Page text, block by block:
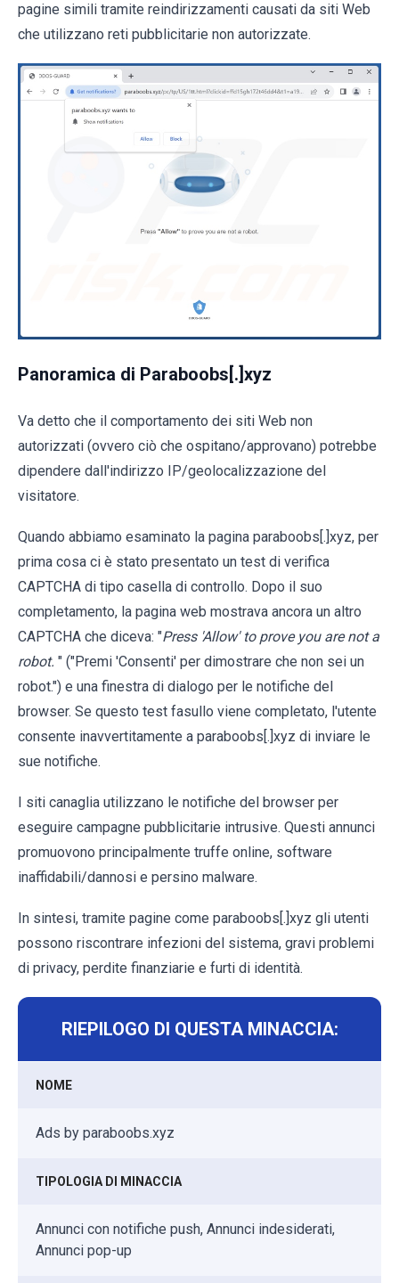
pagine simili tramite reindirizzamenti causati da siti Web
che utilizzano reti pubblicitarie non autorizzate.
Panoramica di Paraboobs[.]xyz
Va detto che il comportamento dei siti Web non
autorizzati (ovvero ciò che ospitano/approvano) potrebbe
dipendere dall'indirizzo IP/geolocalizzazione del
visitatore.
Quando abbiamo esaminato la pagina paraboobs[.]xyz, per
prima cosa ci è stato presentato un test di verifica
CAPTCHA di tipo casella di controllo. Dopo il suo
completamento, la pagina web mostrava ancora un altro
CAPTCHA che diceva: "Press 'Allow' to prove you are not a
robot. " ("Premi 'Consenti' per dimostrare che non sei un
robot.") e una finestra di dialogo per le notifiche del
browser. Se questo test fasullo viene completato, l'utente
consente inavvertitamente a paraboobs[.]xyz di inviare le
sue notifiche.
I siti canaglia utilizzano le notifiche del browser per
eseguire campagne pubblicitarie intrusive. Questi annunci
promuovono principalmente truffe online, software
inaffidabili/dannosi e persino malware.
In sintesi, tramite pagine come paraboobs[.]xyz gli utenti
possono riscontrare infezioni del sistema, gravi problemi
di privacy, perdite finanziarie e furti di identità.
RIEPILOGO DI QUESTA MINACCIA:
NOME
Ads by paraboobs.xyz
TIPOLOGIA DI MINACCIA
Annunci con notifiche push, Annunci indesiderati,
Annunci pop-up